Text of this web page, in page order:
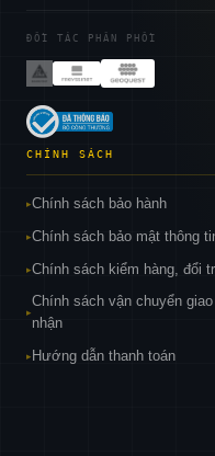
ĐỐI TÁC PHÂN PHỐI
CHÍNH SÁCH
▸Chính sách bảo hành
▸Chính sách bảo mật thông
▸Chính sách kiểm hàng, đổi
▸
Chính sách vận chuyển giao
nhận
▸ Hướng dẫn thanh toán